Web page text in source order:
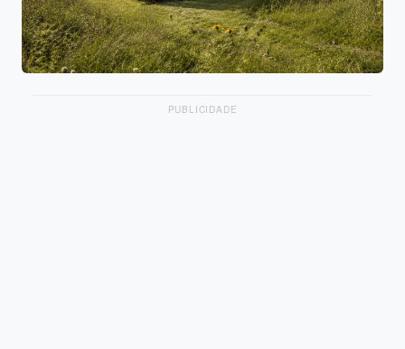
PUBLICIDADE